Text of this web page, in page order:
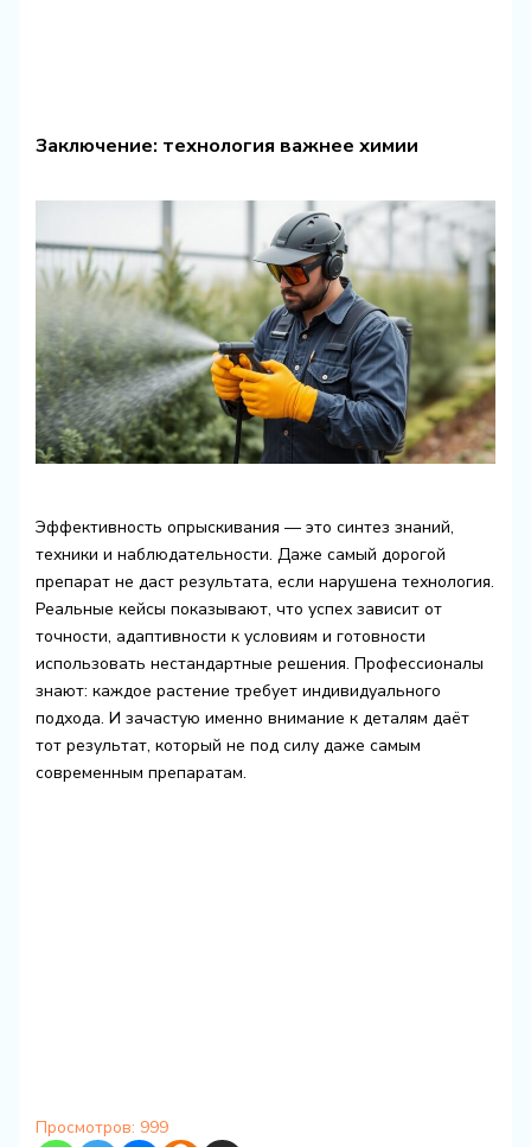
Заключение: технология важнее химии
Эффективность опрыскивания — это синтез знаний,
техники и наблюдательности. Даже самый дорогой
препарат не даст результата, если нарушена технология.
Реальные кейсы показывают, что успех зависит от
точности, адаптивности к условиям и готовности
использовать нестандартные решения. Профессионалы
знают: каждое растение требует индивидуального
подхода. И зачастую именно внимание к деталям даёт
тот результат, который не под силу даже самым
современным препаратам.
Просмотров: 999